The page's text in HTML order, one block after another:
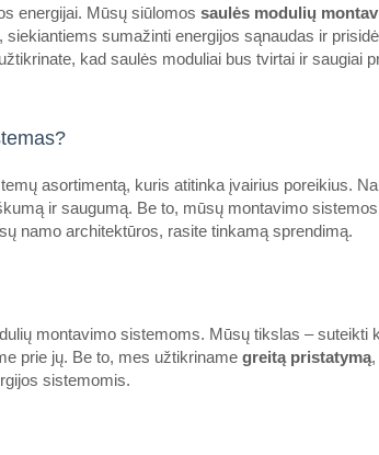
naudojamas statant
1.50€
Įdėti į
Pridėti prie
galinis dangtelis
0.40€
energijai. Mūsų siūlomos saulės modulių
sumažinti energijos sąnaudas ir
kad saulės moduliai bus tvirtai ir saugiai
asortimentą, kuris atitinka įvairius poreikius.
ir saugumą. Be to, mūsų montavimo
namo architektūros, rasite tinkamą sprendimą.
montavimo sistemoms. Mūsų tikslas – suteikti
prie jų. Be to, mes užtikriname greitą pristatymą,
sistemomis.